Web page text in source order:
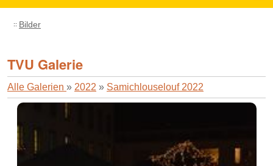
Anlässe
Verein
Bilder
Bilder
TVU Galerie
Alle Galerien » 2022 » Samichlouselouf 2022